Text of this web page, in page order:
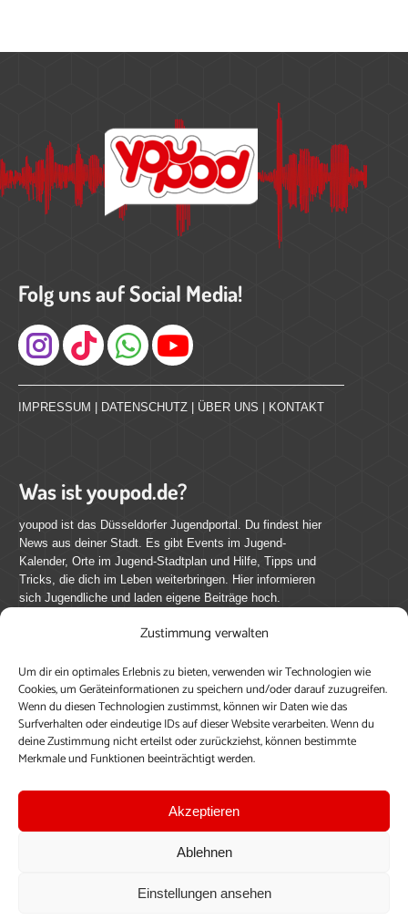
Zustimmung verwalten
Um dir ein optimales Erlebnis zu bieten, verwenden wir Technologien wie
Cookies, um Geräteinformationen zu speichern und/oder darauf zuzugreifen.
Wenn du diesen Technologien zustimmst, können wir Daten wie das
Surfverhalten oder eindeutige IDs auf dieser Website verarbeiten. Wenn du
deine Zustimmung nicht erteilst oder zurückziehst, können bestimmte
Merkmale und Funktionen beeinträchtigt werden.
Akzeptieren
Ablehnen
Einstellungen ansehen
Folg uns auf Social Media!
Instagram
IMPRESSUM DATENSCHUTZ ÜBER UNS KONTAKT
Was ist youpod.de?
youpod ist das Düsseldorfer Jugendportal. Du findest hier
News aus deiner Stadt. Es gibt Events im Jugend-
Kalender, Orte im Jugend-Stadtplan und Hilfe, Tipps und
Tricks, die dich im Leben weiterbringen. Hier informieren
sich Jugendliche und laden eigene Beiträge hoch.
Mach mit bei youpod.de!
youpod.de lebt von Menschen wie dir. Sammel
journalistische Erfahrung, teile deine Perspektive und
veröffentliche deine Beiträge auf youpod.de.Du musst
dich anmelden, um alle Funktionen nutzen zu können, ein
Profil anzulegen, eigene Beiträge hochzuladen und zu
Einloggen